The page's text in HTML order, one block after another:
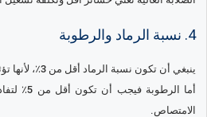
4. نسبة الرماد والرطوبة
ينبغي أن تكون نسبة الرماد أقل من 3٪، لأنها تؤثر سلبًا على المسامية.
أما
الامتصاص.